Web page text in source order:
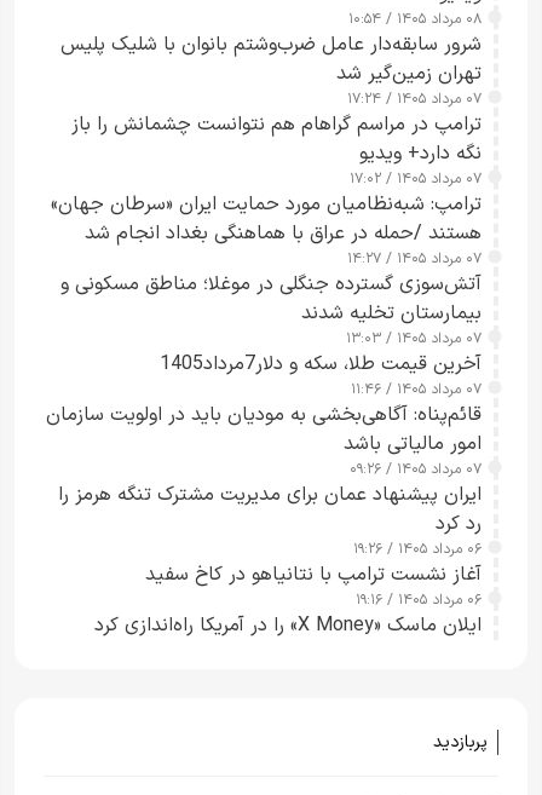
۰۸ مرداد ۱۴۰۵ / ۱۰:۵۴
شرور سابقه‌دار عامل ضرب‌وشتم بانوان با شلیک پلیس
تهران زمین‌گیر شد
۰۷ مرداد ۱۴۰۵ / ۱۷:۲۴
ترامپ در مراسم گراهام هم نتوانست چشمانش را باز
نگه دارد+ ویدیو
۰۷ مرداد ۱۴۰۵ / ۱۷:۰۲
ترامپ: شبه‌نظامیان مورد حمایت ایران «سرطان جهان»
هستند /حمله در عراق با هماهنگی بغداد انجام شد
۰۷ مرداد ۱۴۰۵ / ۱۴:۲۷
آتش‌سوزی گسترده جنگلی در موغلا؛ مناطق مسکونی و
بیمارستان تخلیه شدند
۰۷ مرداد ۱۴۰۵ / ۱۳:۰۳
آخرین قیمت طلا، سکه و دلار7مرداد1405
۰۷ مرداد ۱۴۰۵ / ۱۱:۴۶
قائم‌پناه: آگاهی‌بخشی به مودیان باید در اولویت سازمان
امور مالیاتی باشد
۰۷ مرداد ۱۴۰۵ / ۰۹:۲۶
ایران پیشنهاد عمان برای مدیریت مشترک تنگه هرمز را
رد کرد
۰۶ مرداد ۱۴۰۵ / ۱۹:۲۶
آغاز نشست ترامپ با نتانیاهو در کاخ سفید
۰۶ مرداد ۱۴۰۵ / ۱۹:۱۶
ایلان ماسک «X Money» را در آمریکا راه‌اندازی کرد
پربازدید